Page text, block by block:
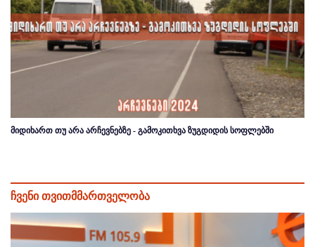
მიდიხართ თუ არა არჩევნებზე - გამოკითხვა ზუგდიდის სოფლებში
ჩვენი თვითმმართველობა